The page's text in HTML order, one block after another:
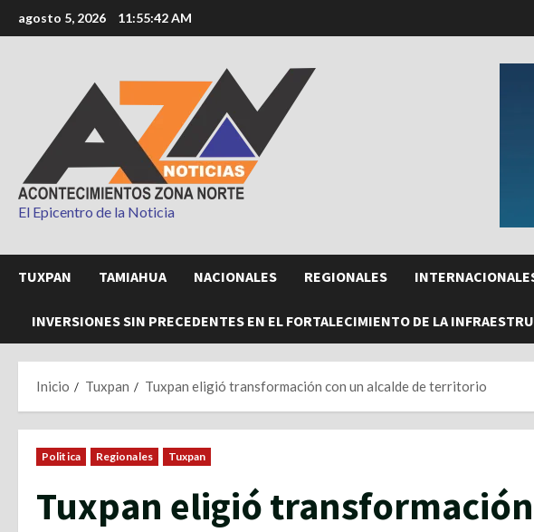
al
agosto 5, 2026 11:55:44 AM
El Epicentro de la Noticia
TUXPAN TAMIAHUA NACIONALES REGIONALES
INVERSIONES SIN PRECEDENTES EN EL FORTALECIMIENTO DE LA
Inicio Tuxpan Tuxpan eligió transformación con un alcalde de territorio
Politica Regionales Tuxpan
Tuxpan eligió